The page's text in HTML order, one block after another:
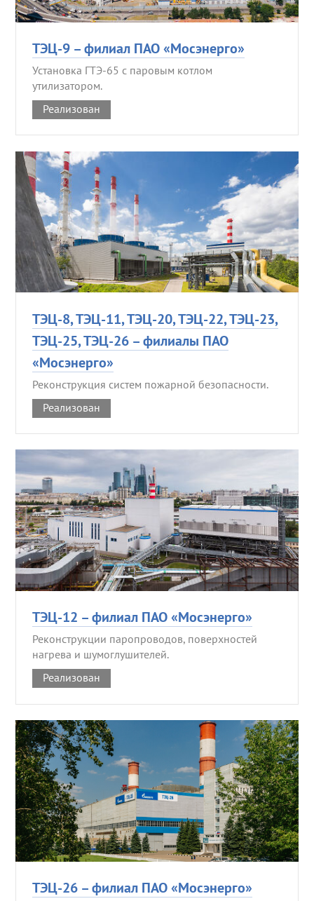
ТЭЦ-9 – филиал ПАО «Мосэнерго»
Установка ГТЭ-65 с паровым котлом
утилизатором.
Реализован
ТЭЦ-8, ТЭЦ-11, ТЭЦ-20, ТЭЦ-22, ТЭЦ-23,
ТЭЦ-25, ТЭЦ-26 – филиалы ПАО
«Мосэнерго»
Реконструкция систем пожарной безопасности.
Реализован
ТЭЦ-12 – филиал ПАО «Мосэнерго»
Реконструкции паропроводов, поверхностей
нагрева и шумоглушителей.
Реализован
ТЭЦ-26 – филиал ПАО «Мосэнерго»